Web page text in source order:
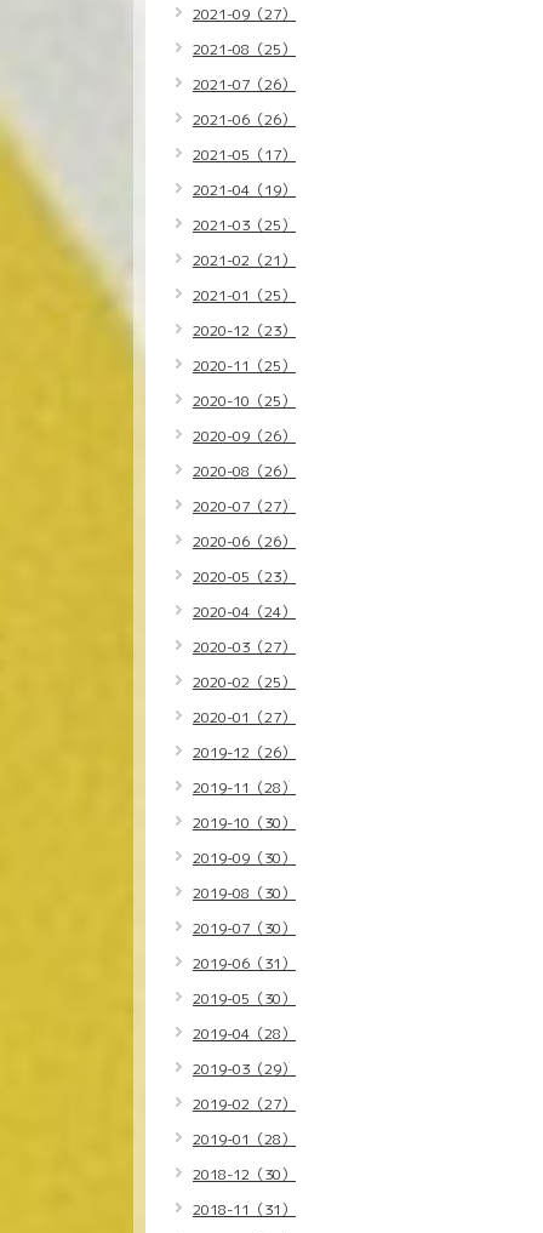
2021-09（27）
2021-08（25）
2021-07（26）
2021-06（26）
2021-05（17）
2021-04（19）
2021-03（25）
2021-02（21）
2021-01（25）
2020-12（23）
2020-11（25）
2020-10（25）
2020-09（26）
2020-08（26）
2020-07（27）
2020-06（26）
2020-05（23）
2020-04（24）
2020-03（27）
2020-02（25）
2020-01（27）
2019-12（26）
2019-11（28）
2019-10（30）
2019-09（30）
2019-08（30）
2019-07（30）
2019-06（31）
2019-05（30）
2019-04（28）
2019-03（29）
2019-02（27）
2019-01（28）
2018-12（30）
2018-11（31）